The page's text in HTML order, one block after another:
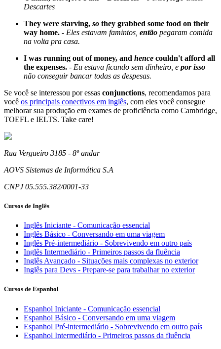
Descartes
They were starving, so they grabbed some food on their
way home. - Eles estavam famintos, então pegaram comida
na volta pra casa.
I was running out of money, and hence couldn't afford all
the expenses. - Eu estava ficando sem dinheiro, e por isso
não conseguir bancar todas as despesas.
Se você se interessou por essas conjunctions, recomendamos para
você os principais conectivos em inglês, com eles você consegue
melhorar sua produção em exames de proficiência como Cambridge,
TOEFL e IELTS. Take care!
Rua Vergueiro 3185 - 8º andar
AOVS Sistemas de Informática S.A
CNPJ 05.555.382/0001-33
Cursos de Inglês
Inglês Iniciante - Comunicação essencial
Inglês Básico - Conversando em uma viagem
Inglês Pré-intermediário - Sobrevivendo em outro país
Inglês Intermediário - Primeiros passos da fluência
Inglês Avançado - Situações mais complexas no exterior
Inglês para Devs - Prepare-se para trabalhar no exterior
Cursos de Espanhol
Espanhol Iniciante - Comunicação essencial
Espanhol Básico - Conversando em uma viagem
Espanhol Pré-intermediário - Sobrevivendo em outro país
Espanhol Intermediário - Primeiros passos da fluência